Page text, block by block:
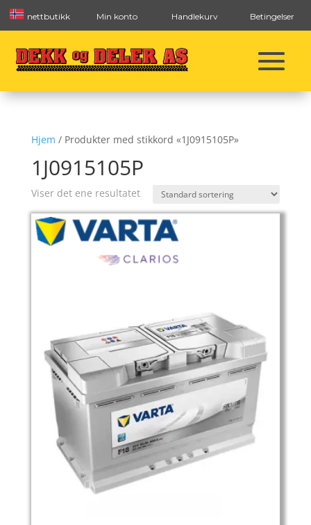
nettbutikk Min konto Handlekurv Betingelser
Hjem / Produkter med stikkord «1J0915105P»
1J0915105P
Viser det ene resultatet